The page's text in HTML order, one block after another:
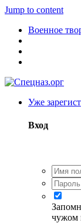
Jump to content
Военное
Уже
Вход
чужом